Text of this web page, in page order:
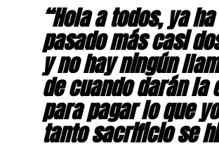
“Hola a todos, ya ha
pasado más casi
y no hay ningún
de cuando darán la
para pagar lo que
tanto sacrificio se